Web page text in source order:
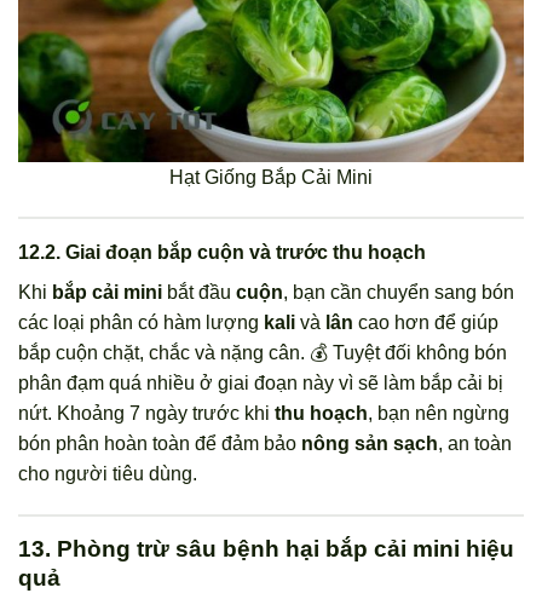
Hạt Giống Bắp Cải Mini
12.2. Giai đoạn bắp cuộn và trước thu hoạch
Khi bắp cải mini bắt đầu cuộn, bạn cần chuyển sang bón
các loại phân có hàm lượng kali và lân cao hơn để giúp
bắp cuộn chặt, chắc và nặng cân. 💰 Tuyệt đối không bón
phân đạm quá nhiều ở giai đoạn này vì sẽ làm bắp cải bị
nứt. Khoảng 7 ngày trước khi thu hoạch, bạn nên ngừng
bón phân hoàn toàn để đảm bảo nông sản sạch, an toàn
cho người tiêu dùng.
13. Phòng trừ sâu bệnh hại bắp cải mini hiệu
quả